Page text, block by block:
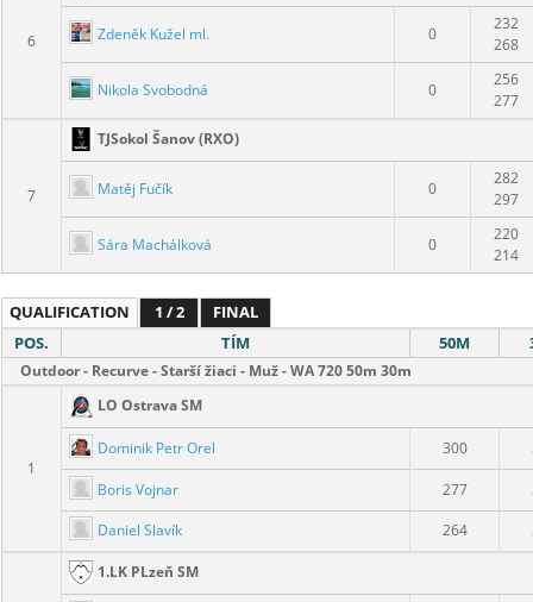
6 Zdeněk Kužel ml. 0
232
268
Nikola Svobodná 0
256
277
7
TJSokol Šanov (RXO)
Matěj Fučík 0
282
297
Sára Machálková 0
220
214
QUALIFICATION 1 / 2
FINAL
POS.
TÍM 50M
Outdoor - Recurve - Starší žiaci - Muž - WA 720 50m 30m
1
LO Ostrava SM
Dominik Petr Orel 300
Boris Vojnar 277
Daniel Slavík
264
1.LK PLzeň SM